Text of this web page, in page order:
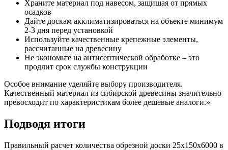
Храните материал под навесом, защищая от прямых
осадков
Дайте доскам акклиматизироваться на объекте минимум
2-3 дня перед установкой
Используйте качественные крепежные элементы,
рассчитанные на древесину
Не экономьте на антисептической обработке – это
продлит срок службы конструкции
Особое внимание уделяйте выбору производителя.
Качественный материал из сибирской древесины значительно
превосходит по характеристикам более дешевые аналоги.»
Подводя итоги
Правильный расчет количества обрезной доски 25х150х6000 в